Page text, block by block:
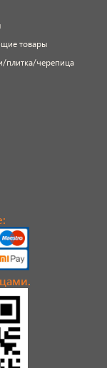
товары
плитка/черепица